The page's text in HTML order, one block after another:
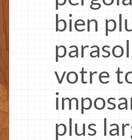
bien
votre
plus